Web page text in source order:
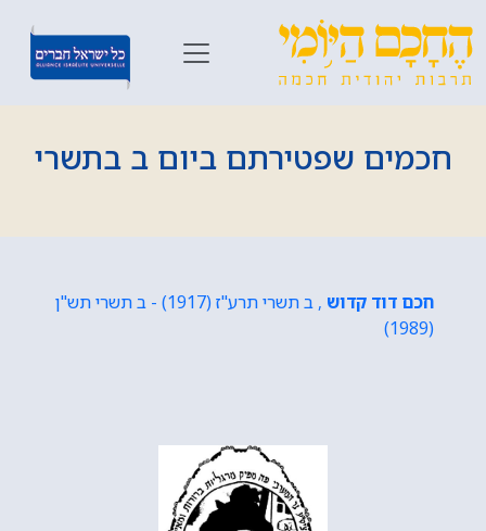
חכמים שפטירתם ביום ב בתשרי
חכם דוד קדוש
, ב תשרי תרע"ז (1917) - ב תשרי תש"ן
(1989)